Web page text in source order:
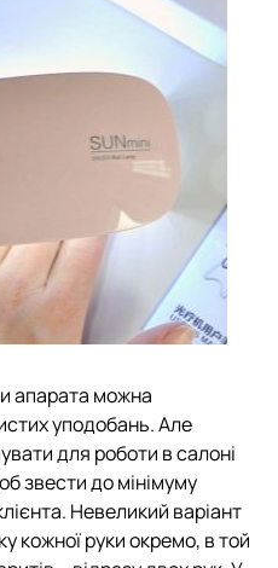
апарата можна
уподобань. Але
для роботи в салоні
звести до мінімуму
Невеликий варіант
кожної руки окремо, в той